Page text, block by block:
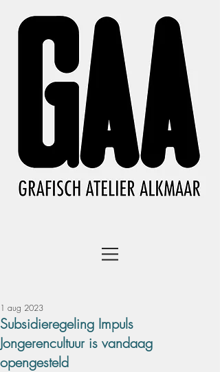
Subsidieregeling Impuls
Jongerencultuur is vandaag
opengesteld
1 aug 2023